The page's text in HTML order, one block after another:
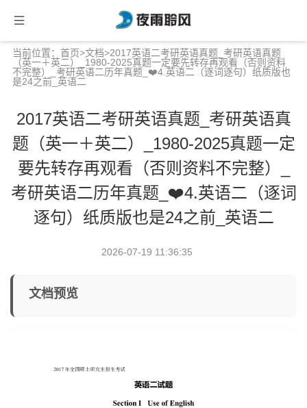
当前位置： 首页>文档>2017英语二考研英语真题_考研英语真题
（英一＋英二）_1980-2025真题一定要先转存再观看（否则资料
不完整）_考研英语二历年真题_❤️4.英语二（逐词逐句）纸质版也
是24之前_英语二
2017英语二考研英语真题_考研英语真
题（英一＋英二）_1980-2025真题一定
要先转存再观看（否则资料不完整）_
考研英语二历年真题_❤️4.英语二（逐词
逐句）纸质版也是24之前_英语二
2026-07-19 11:36:35
文档预览